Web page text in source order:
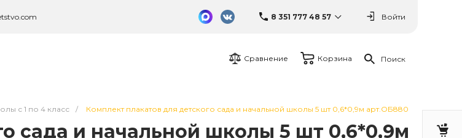
8 351 777 48 57 Войти
Сравнение Корзина Поиск
с 1 по 4 класс / Комплект плакатов для детского сада и начальной школы 5 шт 0,6*0,9м арт.ОБ880
сада и начальной школы 5 шт 0,6*0,9м